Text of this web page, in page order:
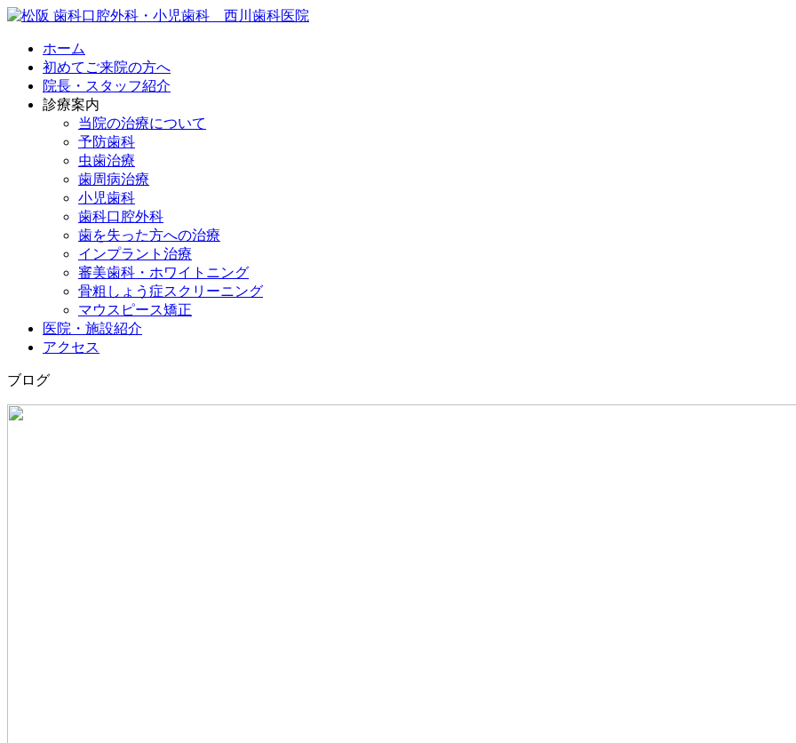
ホーム
初めてご来院の方へ
院長・スタッフ紹介
診療案内
当院の治療について
予防歯科
虫歯治療
歯周病治療
小児歯科
歯科口腔外科
歯を失った方への治療
インプラント治療
審美歯科・ホワイトニング
骨粗しょう症スクリーニング
マウスピース矯正
医院・施設紹介
アクセス
ブログ